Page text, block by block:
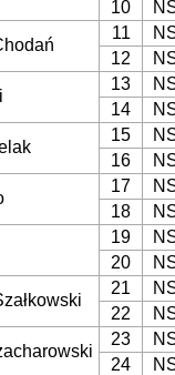
10
11
12
13
14
15
16
17
18
19
20
21
22
23
24